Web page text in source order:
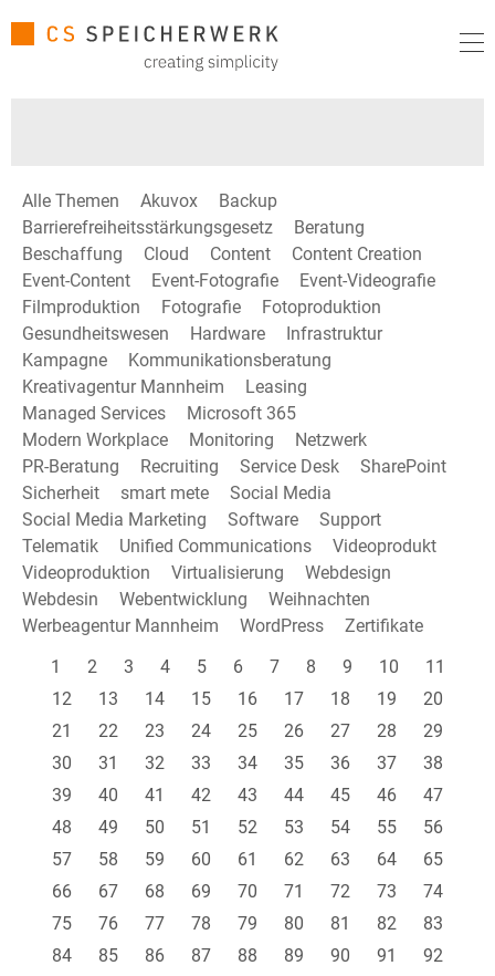
Alle Themen Akuvox
Backup
Barrierefreiheitsstärkungsgesetz
Beratung
Beschaffung
Cloud Content
Content Creation
Event-Content
Event-Fotografie
Event-Videografie
Filmproduktion
Fotografie
Fotoproduktion
Gesundheitswesen
Hardware
Infrastruktur
Kampagne
Kommunikationsberatung
Kreativagentur Mannheim
Leasing
Managed Services
Microsoft 365
Modern Workplace
Monitoring
Netzwerk
PR-Beratung
Recruiting Service Desk
SharePoint
Sicherheit
smart mete
Social Media
Social Media Marketing
Software
Support
Telematik
Unified Communications
Videoprodukt
Videoproduktion
Virtualisierung
Webdesign
Webdesin
Webentwicklung
Weihnachten
Werbeagentur Mannheim
WordPress
Zertifikate
1
2 3 4 5 6 7 8 9 10
11
12
13 14 15 16 17 18 19
20
21
22 23 24 25 26 27 28
29
30
31 32 33 34 35 36 37
38
39
40 41 42 43 44 45 46
47
48
49 50 51 52 53 54 55
56
57
58 59 60 61 62 63 64
65
66
67 68 69 70 71 72 73
74
75
76 77 78 79 80 81 82
83
84
85 86 87 88 89 90 91
92